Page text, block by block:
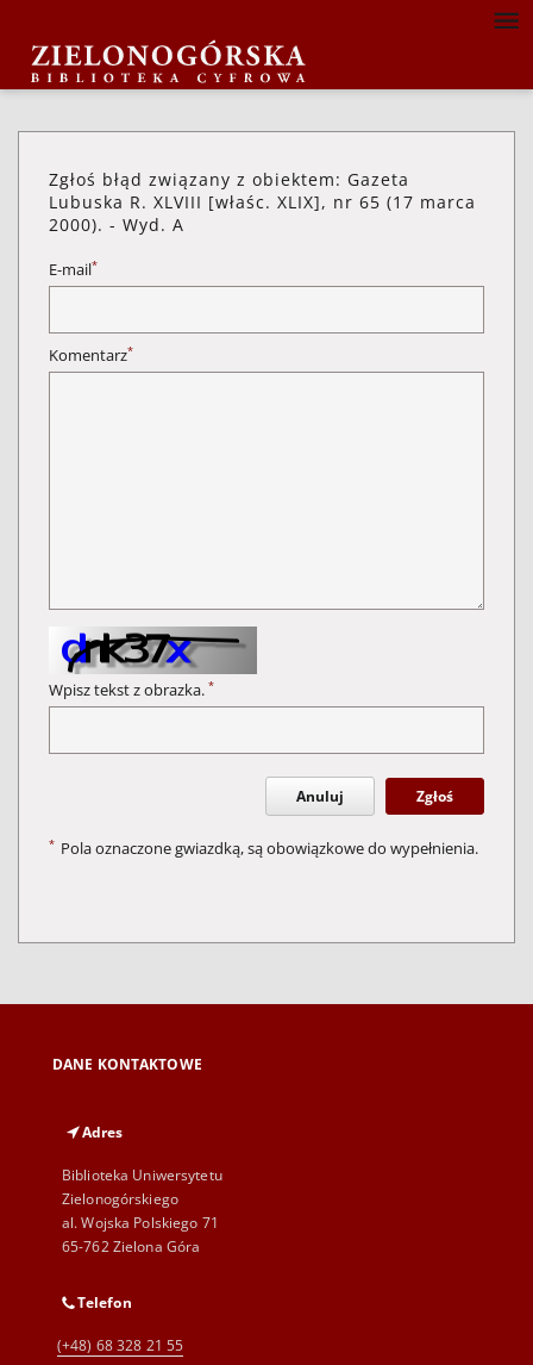
Zgłoś błąd związany z obiektem: Gazeta
Lubuska R. XLVIII [właśc. XLIX], nr 65 (17 marca
2000). - Wyd. A
E-mail*
Komentarz*
Wpisz tekst z obrazka. *
Anuluj Zgłoś
* Pola oznaczone gwiazdką, są obowiązkowe do wypełnienia.
DANE KONTAKTOWE
Adres
Biblioteka Uniwersytetu
Zielonogórskiego
al. Wojska Polskiego 71
65-762 Zielona Góra
Telefon
(+48) 68 328 21 55